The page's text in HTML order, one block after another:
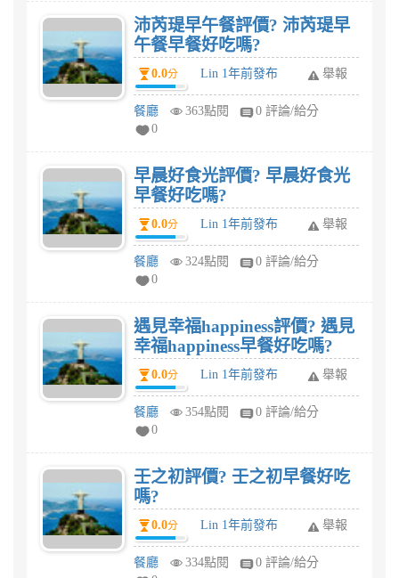
沛芮瑅早午餐評價? 沛芮瑅早
午餐早餐好吃嗎?
0.0分 Lin 1年前發布 舉報
餐廳 363點閱
0 評論/給分
0
早晨好食光評價? 早晨好食光
早餐好吃嗎?
0.0分 Lin 1年前發布 舉報
餐廳 324點閱
0 評論/給分
0
遇見幸福happiness評價? 遇見
幸福happiness早餐好吃嗎?
0.0分 Lin 1年前發布 舉報
餐廳 354點閱
0 評論/給分
0
壬之初評價? 壬之初早餐好吃
嗎?
0.0分 Lin 1年前發布 舉報
餐廳 334點閱
0 評論/給分